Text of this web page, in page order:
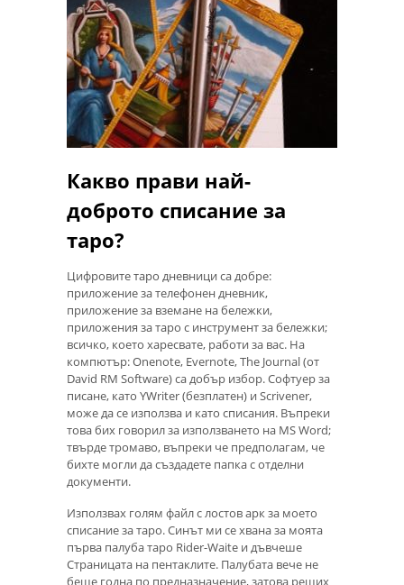
Какво прави най-
доброто списание за
таро?
Цифровите таро дневници са добре:
приложение за телефонен дневник,
приложение за вземане на бележки,
приложения за таро с инструмент за бележки;
всичко, което харесвате, работи за вас. На
компютър: Onenote, Evernote, The Journal (от
David RM Software) са добър избор. Софтуер за
писане, като YWriter (безплатен) и Scrivener,
може да се използва и като списания. Въпреки
това бих говорил за използването на MS Word;
твърде тромаво, въпреки че предполагам, че
бихте могли да създадете папка с отделни
документи.
Използвах голям файл с лостов арк за моето
списание за таро. Синът ми се хвана за моята
първа палуба таро Rider-Waite и дъвчеше
Страницата на пентаклите. Палубата вече не
беше годна по предназначение, затова реших